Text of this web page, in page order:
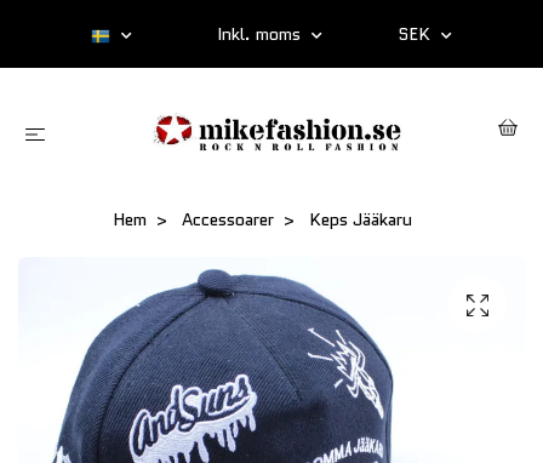
Inkl. moms SEK
Hem Accessoarer Keps Jääkaru